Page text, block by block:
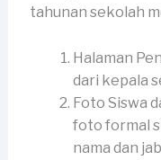
tahunan sekolah
Halaman
dari kepala
Foto Siswa
foto formal
nama dan